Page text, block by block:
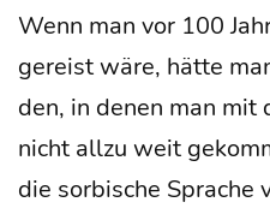
Wenn man vor 100
gereist wäre, hät­te
den, in denen man mit
nicht all­zu weit
die sor­bi­sche